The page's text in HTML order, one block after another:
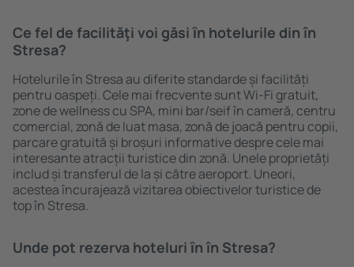
Ce fel de facilităţi voi găsi ȋn hotelurile din în
Stresa?
Hotelurile în Stresa au diferite standarde și facilități
pentru oaspeți. Cele mai frecvente sunt Wi-Fi gratuit,
zone de wellness cu SPA, mini bar/seif în cameră, centru
comercial, zonă de luat masa, zonă de joacă pentru copii,
parcare gratuită și broșuri informative despre cele mai
interesante atracții turistice din zonă. Unele proprietăți
includ și transferul de la și către aeroport. Uneori,
acestea încurajează vizitarea obiectivelor turistice de
top în Stresa.
Unde pot rezerva hoteluri ȋn în Stresa?